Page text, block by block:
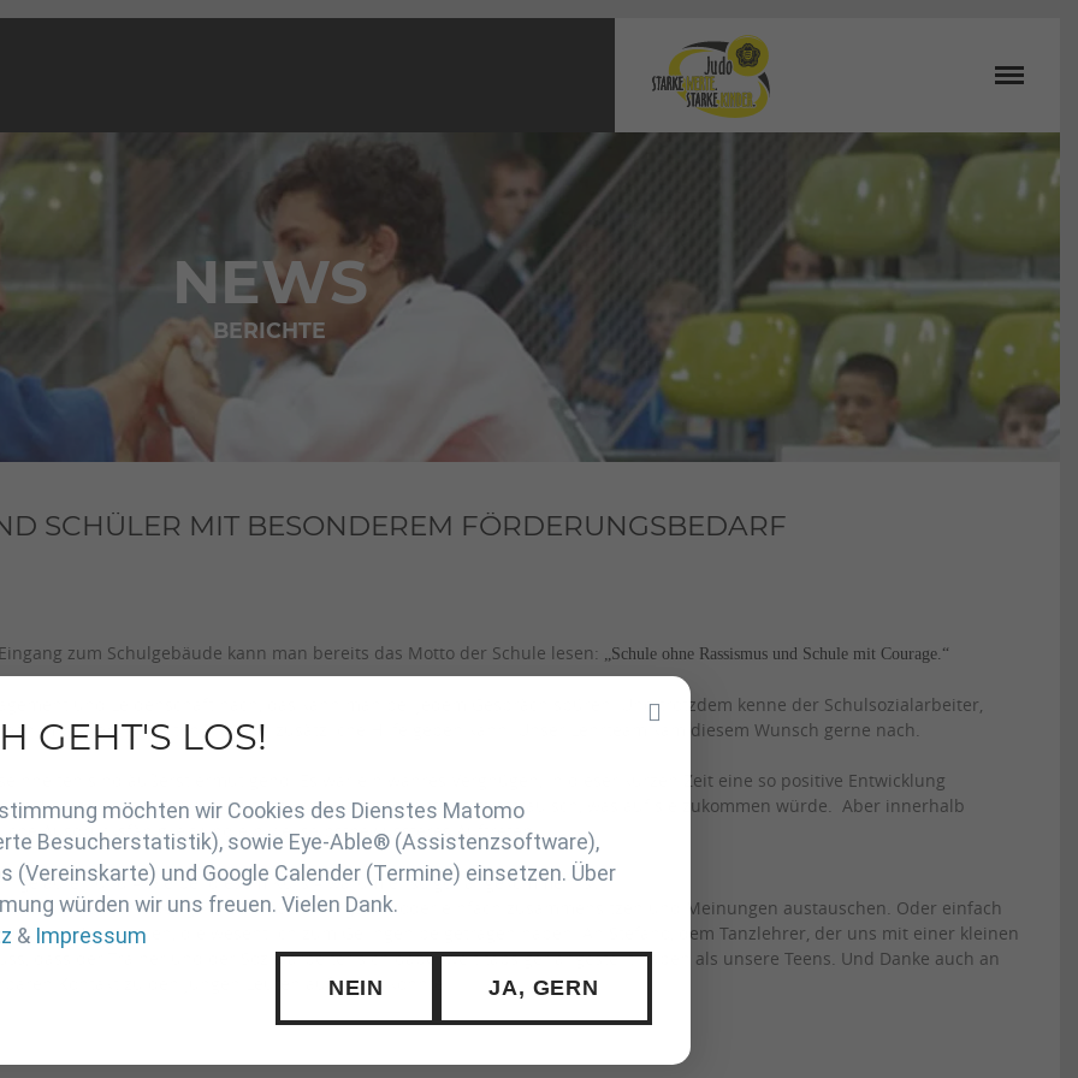
NEWS
BERICHTE
SCHÜLER MIT BESONDEREM FÖRDERUNGSBEDARF
zum Schulgebäude kann man bereits das Motto der Schule lesen: „Schule ohne Rassismus und Schule mit Courage.“
und Leidenschaft nach, das kann man bei jedem Gespräch spüren. Und trotzdem kenne der Schulsozialarbeiter,
mit einem gezielten Training zusätzliche Hilfe geben kann. Unser Lehrteam kam diesem Wunsch gerne nach.
sind äußerst ermutigend. Es war ein wahres Vergnügen, in dieser kurzen Zeit eine so positive Entwicklung
12 bis 14 Jahren zurückhaltend, vielleicht sogar etwas misstrauisch, was auf sie zukommen würde. Aber innerhalb
Ausdrucksfähigkeit und ein viel selbstbewussteres Auftreten.
gelaufen und – wie bei diesem Kurs – warum er so gut angekommen ist.
praktischen Übungen, Informationen geben oder einfach zusammensitzen und Meinungen austauschen. Oder einfach
Hospitanten, die wesentlich zum Gelingen beigetragen haben: An Stefano, dem Tanzlehrer, der uns mit einer kleinen
dass der Trainer und der Sozialarbeiter sich dabei weit tapsiger angestellt haben als unsere Teens. Und Danke auch an
Kontakt zu den jungen Leuten aufbauen konnte.
GEHT'S LOS!
möchten wir Cookies des Dienstes Matomo
Besucherstatistik), sowie Eye-Able® (Assistenzsoftware),
(Vereinskarte) und Google Calender (Termine) einsetzen. Über
würden wir uns freuen. Vielen Dank.
& Impressum
NEIN JA, GERN